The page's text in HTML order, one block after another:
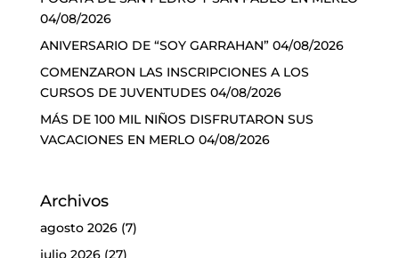
04/08/2026
ANIVERSARIO DE “SOY GARRAHAN” 04/08/2026
COMENZARON LAS INSCRIPCIONES A LOS
CURSOS DE JUVENTUDES 04/08/2026
MÁS DE 100 MIL NIÑOS DISFRUTARON SUS
VACACIONES EN MERLO 04/08/2026
Archivos
agosto 2026(7)
julio 2026(27)